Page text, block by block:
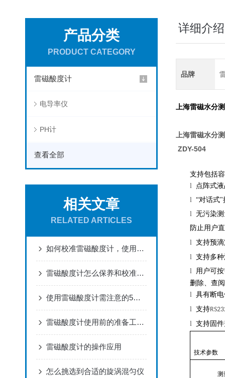
产品分类
PRODUCT CATEGORY
雷磁酸度计
电导率仪
PH计
查看全部
相关文章
RELATED ARTICLES
如何校准雷磁酸度计，使用需注意哪些事项？
雷磁酸度计怎么保养和校准呢？
使用雷磁酸度计需注意的5个要点，你不知道吗
雷磁酸度计使用前的准备工作以及测量流程
雷磁酸度计的操作应用
怎么挑选到合适的旋涡混匀仪
详细介绍
品牌
上海雷磁水分
上海雷磁水分
ZDY-504
支持包括
l 点阵式
l “对话式"
l 无污染
防止用户
l 支持预
l 支持多
l 用户可
删除、查
l 具有断
l 支持
l 支持固
技术参数
测